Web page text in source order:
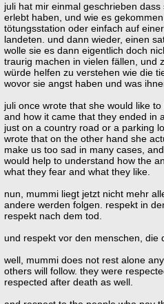
juli hat mir einmal geschrieben
erlebt haben, und wie es
tötungsstation oder einfach auf
landeten. und dann wieder, einen
wolle sie es dann eigentlich doch
traurig machen in vielen fällen, und
würde helfen zu verstehen wie die
wovor sie angst haben und was
juli once wrote that she would like
and how it came that they ended in
just on a country road or a parking
wrote that on the other hand she
make us too sad in many cases,
would help to understand how the
what they fear and what they like.
nun, mummi liegt jetzt nicht mehr
andere werden folgen. respekt in
respekt nach dem tod.
und respekt vor den menschen, die
well, mummi does not rest alone
others will follow. they were
respected after death as well.